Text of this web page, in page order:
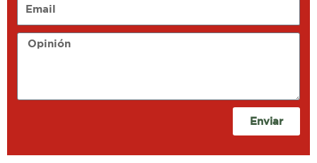
Opinión
Enviar